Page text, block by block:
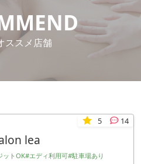
ススメ店舗
5 14
lea
ットOK#エディ利用可#駐車場あり